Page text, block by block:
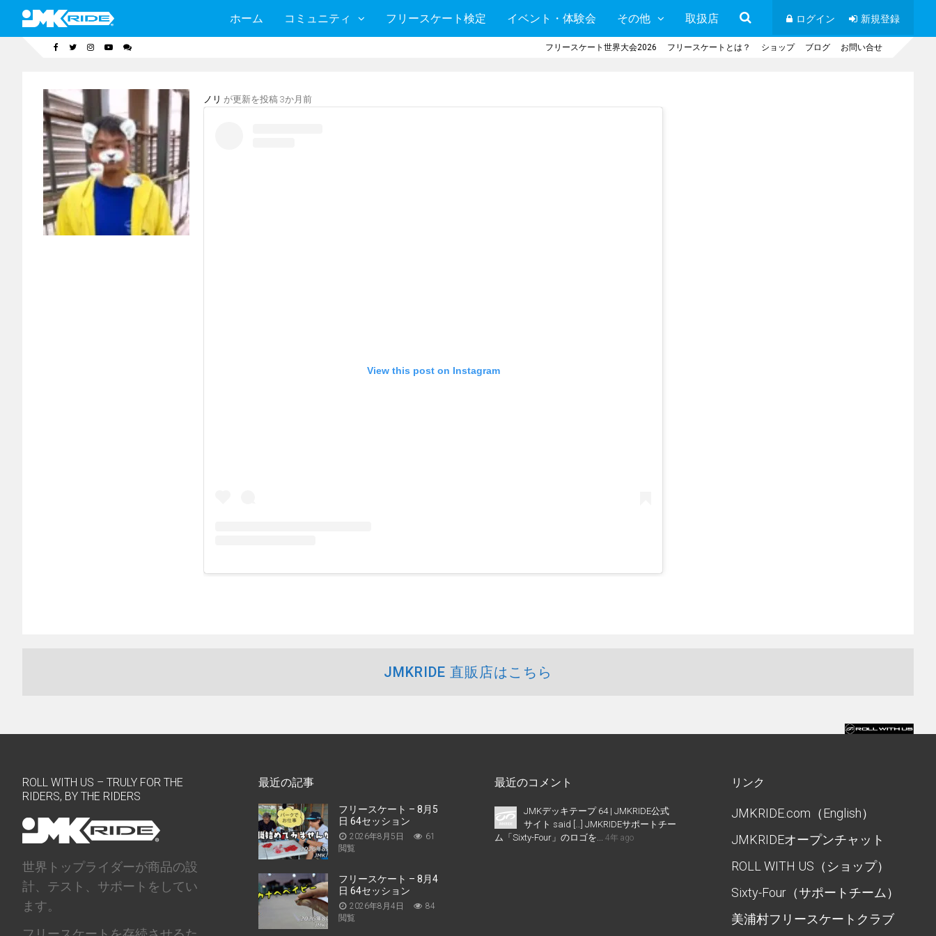
ホーム コミュニティ フリースケート検定 イベント・体験会 その他 取扱店 ログイン 新規登録
フリースケート世界大会2026 フリースケートとは？ ショップ ブログ お問い合せ
ノリ が更新を投稿 3か月前
View this post on Instagram
JMKRIDE 直販店はこちら
ROLL WITH US – TRULY FOR THE
RIDERS, BY THE RIDERS
世界トップライダーが商品の設
計、テスト、サポートをしてい
ます。
最近の記事
フリースケート – 8月5
日 64セッション
2026年8月5日
61
閲覧
フリースケート – 8月4
日 64セッション
2026年8月4日
84
閲覧
最近のコメント
JMKデッキテープ 64 | JMKRIDE公式
サイト said […] JMKRIDEサポートチー
ム「Sixty-Four」のロゴを... 4年 ago
リンク
JMKRIDE.com（English）
JMKRIDEオープンチャット
ROLL WITH US（ショップ）
Sixty-Four（サポートチーム）
美浦村フリースケートクラブ